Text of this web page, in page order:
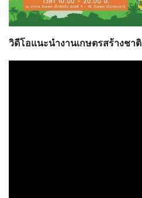
วิดีโอแนะนำงานเกษตรสร้างชาติ